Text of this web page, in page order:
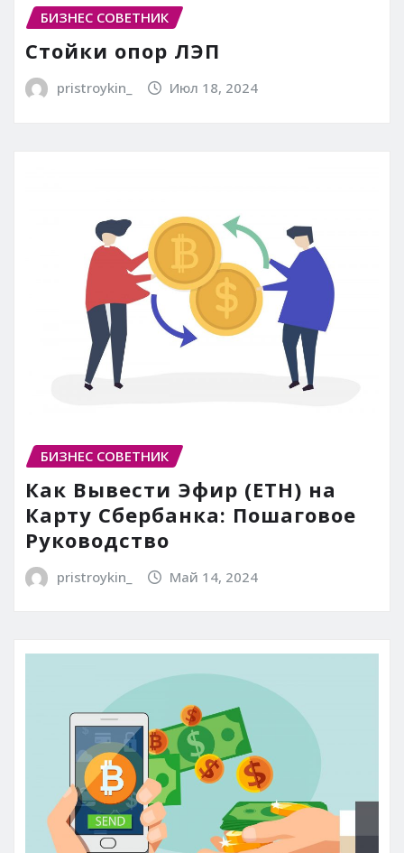
БИЗНЕС СОВЕТНИК
Стойки опор ЛЭП
pristroykin_ Июл 18, 2024
БИЗНЕС СОВЕТНИК
Как Вывести Эфир (ETH) на
Карту Сбербанка: Пошаговое
Руководство
pristroykin_ Май 14, 2024